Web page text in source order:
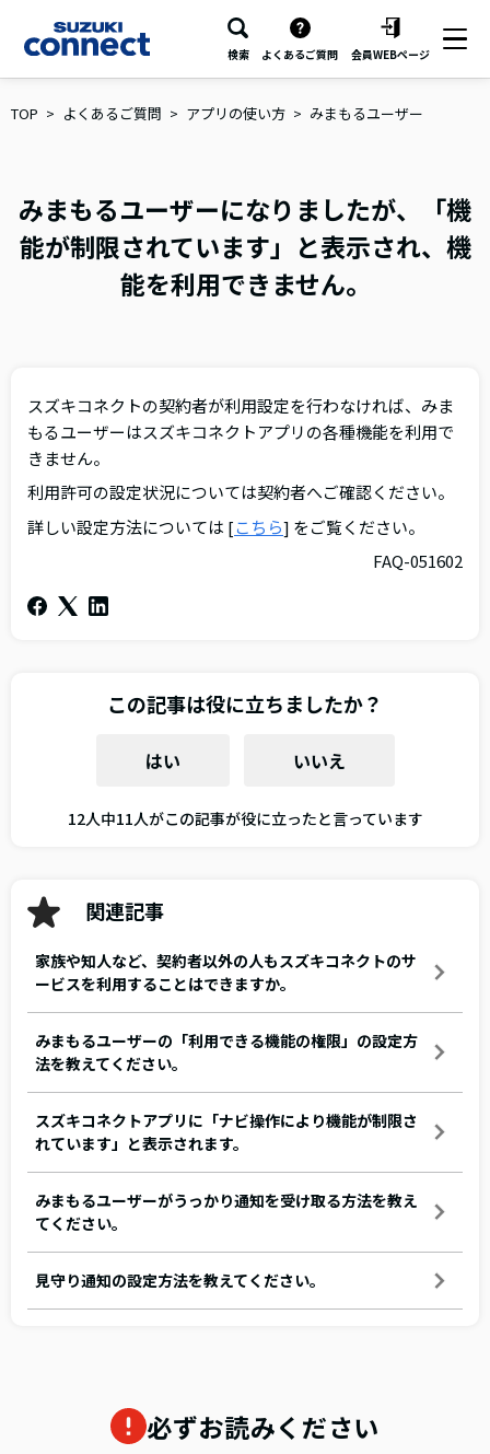
検索 よくあるご質問 会員WEBページ
TOP よくあるご質問 アプリの使い方 みまもるユーザー
みまもるユーザーになりましたが、「機
能が制限されています」と表示され、機
能を利用できません。
スズキコネクトの契約者が利用設定を行わなければ、みま
もるユーザーはスズキコネクトアプリの各種機能を利用で
きません。
利用許可の設定状況については契約者へご確認ください。
詳しい設定方法については [こちら] をご覧ください。
FAQ-051602
この記事は役に立ちましたか？
はい いいえ
12人中11人がこの記事が役に立ったと言っています
関連記事
家族や知人など、契約者以外の人もスズキコネクトのサ
ービスを利用することはできますか。
みまもるユーザーの「利用できる機能の権限」の設定方
法を教えてください。
スズキコネクトアプリに「ナビ操作により機能が制限さ
れています」と表示されます。
みまもるユーザーがうっかり通知を受け取る方法を教え
てください。
見守り通知の設定方法を教えてください。
必ずお読みください